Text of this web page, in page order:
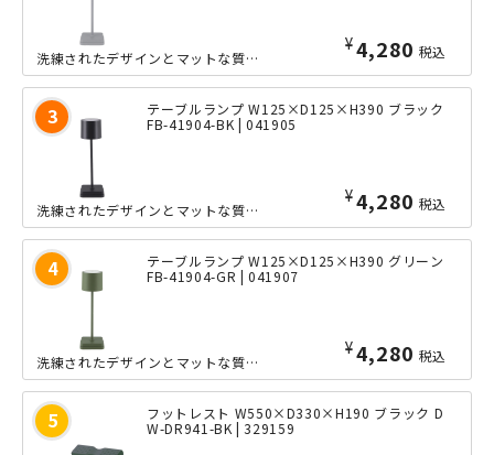
¥4,280 税込
洗練されたデザインとマットな質感が、空間に上質な雰囲気を添えるテーブルランプです...
テーブルランプ W125×D125×H390 ブラック
FB-41904-BK | 041905
¥4,280 税込
洗練されたデザインとマットな質感が、空間に上質な雰囲気を添えるテーブルランプです...
テーブルランプ W125×D125×H390 グリーン
FB-41904-GR | 041907
¥4,280 税込
洗練されたデザインとマットな質感が、空間に上質な雰囲気を添えるテーブルランプです...
フットレスト W550×D330×H190 ブラック D
W-DR941-BK | 329159